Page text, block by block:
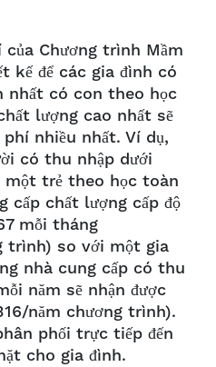
Chương trình Mầm
kế để các gia đình có
nhất có con theo học
lượng cao nhất sẽ
nhiều nhất. Ví dụ,
có thu nhập dưới
một trẻ theo học toàn
cấp chất lượng cấp độ
mỗi tháng
trình) so với một gia
nhà cung cấp có thu
năm sẽ nhận được
năm chương trình).
phối trực tiếp đến
cho gia đình.